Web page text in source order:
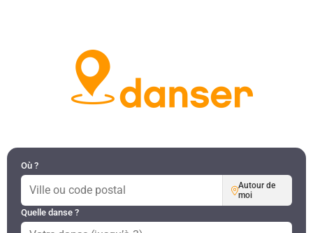
Où ?
Autour de
moi
Quelle danse ?